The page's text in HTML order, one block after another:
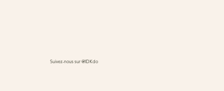
Suivez-nous sur @IDKdo